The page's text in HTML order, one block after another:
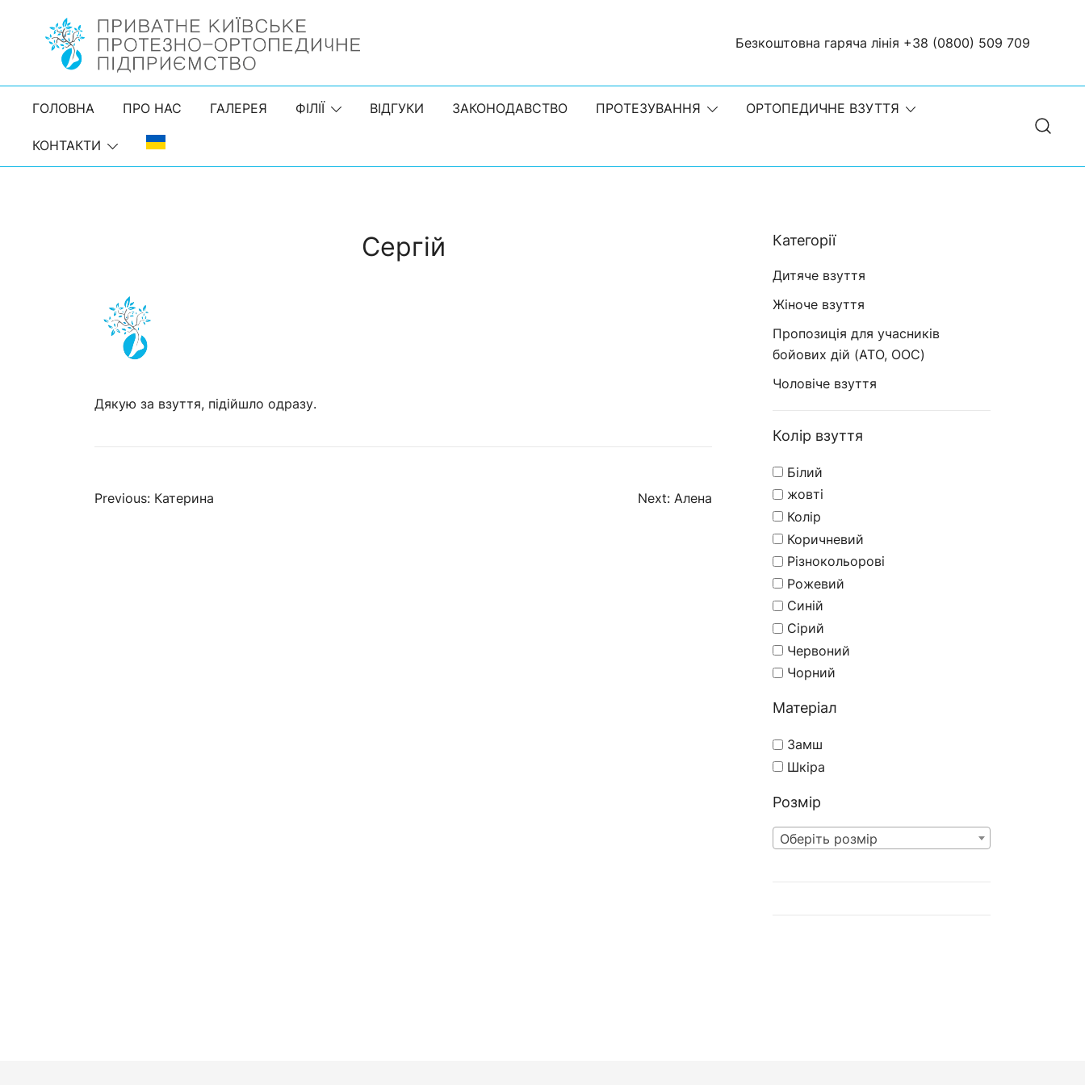
PKPOP
ПКПОП | Приватне Київське протезно-ортопедичне підприємство | Протезування | Ортопедичні устілки | Ортопедичне взуття
Безкоштовна гаряча лінія +38 (0800) 509 709
ГОЛОВНА ПРО НАС ГАЛЕРЕЯ ФІЛІЇ ВІДГУКИ ЗАКОНОДАВСТВО ПРОТЕЗУВАННЯ ОРТОПЕДИЧНЕ ВЗУТТЯ
КОНТАКТИ
Сергій
Дякую за взуття, підійшло одразу.
Навігація
Previous: Катерина Next: Алена
Категорії
Дитяче взуття
Жіноче взуття
Пропозиція для учасників
бойових дій (ATO, OOC)
Чоловіче взуття
Колір взуття
Білий
жовті
Колір
Коричневий
Різнокольорові
Рожевий
Синій
Сірий
Червоний
Чорний
Матеріал
Замш
Шкіра
Розмір
Оберіть розмір